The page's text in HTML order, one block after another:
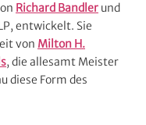
Richard Bandler und
entwickelt. Sie
von Milton H.
, die allesamt Meister
diese Form des